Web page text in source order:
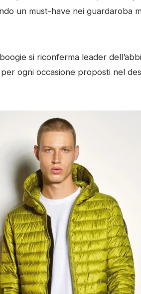
un must-have nei guardaroba
si riconferma leader
ogni occasione proposti nel